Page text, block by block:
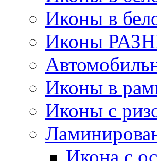
Иконы в
Иконы
Иконы в
Иконы с